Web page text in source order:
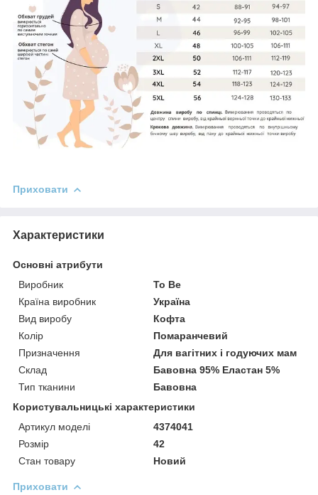
Приховати
Характеристики
Основні атрибути
Виробник
To Be
Країна виробник
Україна
Вид виробу
Кофта
Колір
Помаранчевий
Призначення
Для вагітних і годуючих мам
Склад
Бавовна 95% Еластан 5%
Тип тканини
Бавовна
Користувальницькі характеристики
Артикул моделі
4374041
Розмір
42
Стан товару
Новий
Приховати